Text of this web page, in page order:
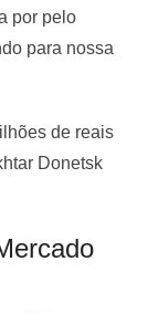
por pelo
para nossa
de reais
Donetsk